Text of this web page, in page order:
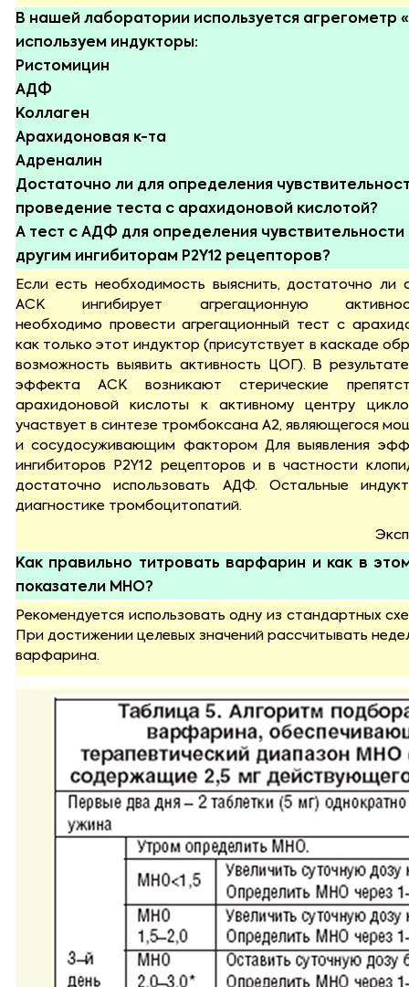
В нашей лаборатории используется агрегометр
используем индукторы:
Ристомицин
АДФ
Коллаген
Арахидоновая к-та
Адреналин
Достаточно ли для определения
проведение теста с арахидоновой кислотой?
А тест с АДФ для определения чувствительности
другим ингибиторам P2Y12 рецепторов?
Если есть необходимость выяснить, достаточно ли
АСК ингибирует агрегационную
необходимо провести агрегационный тест с
как только этот индуктор (присутствует в каскаде
возможность выявить активность ЦОГ). В
эффекта АСК возникают стерические
арахидоновой кислоты к активному центру
участвует в синтезе тромбоксана А2, являющегося
и сосудосуживающим фактором Для выявления
ингибиторов P2Y12 рецепторов и в частности
достаточно использовать АДФ. Остальные
диагностике тромбоцитопатий.
Как правильно титровать варфарин и как в
показатели МНО?
Рекомендуется использовать одну из стандартных
При достижении целевых значений рассчитывать
варфарина.